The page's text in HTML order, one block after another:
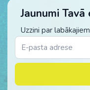
Jaunumi
Uzzini par